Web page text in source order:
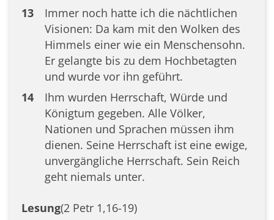
13
Immer noch hatte ich die nächtlichen
Visionen: Da kam mit den Wolken des
Himmels einer wie ein Menschensohn.
Er gelangte bis zu dem Hochbetagten
und wurde vor ihn geführt.
14
Ihm wurden Herrschaft, Würde und
Königtum gegeben. Alle Völker,
Nationen und Sprachen müssen ihm
dienen. Seine Herrschaft ist eine ewige,
unvergängliche Herrschaft. Sein Reich
geht niemals unter.
Lesung(2 Petr 1,16-19)